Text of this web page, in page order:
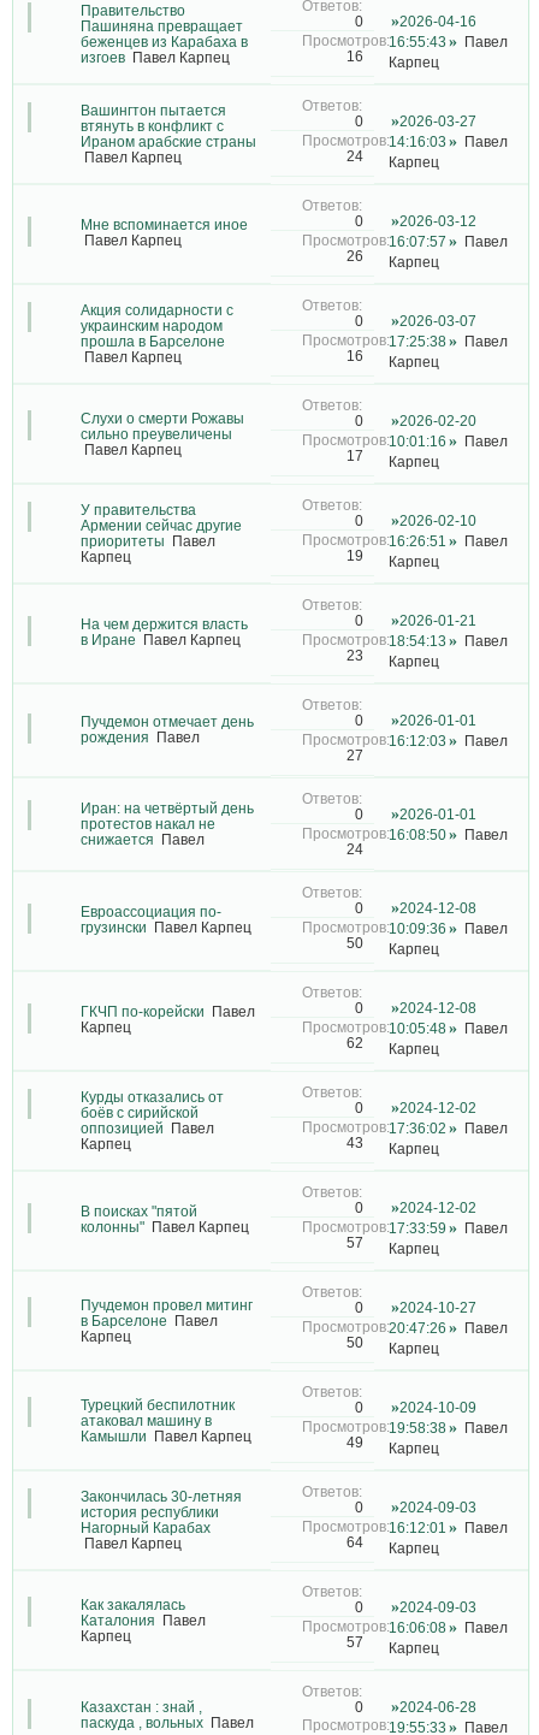
Правительство
Пашиняна превращает
беженцев из Карабаха в
изгоев Павел Карпец
0
16
2026-04-16
16:55:43
Павел
Карпец
Вашингтон пытается
втянуть в конфликт с
Ираном арабские страны
Павел Карпец
0
24
2026-03-27
14:16:03
Павел
Карпец
Мне вспоминается иное
Павел Карпец
0
26
2026-03-12
16:07:57
Павел
Карпец
Акция солидарности с
украинским народом
прошла в Барселоне
Павел Карпец
0
16
2026-03-07
17:25:38
Павел
Карпец
Слухи о смерти Рожавы
сильно преувеличены
Павел Карпец
0
17
2026-02-20
10:01:16
Павел
Карпец
У правительства
Армении сейчас другие
приоритеты
Павел
Карпец
0
19
2026-02-10
16:26:51
Павел
Карпец
На чем держится власть
в Иране
Павел Карпец
0
23
2026-01-21
18:54:13
Павел
Карпец
Пучдемон отмечает день
рождения
Павел
0
27
2026-01-01
16:12:03
Павел
Иран: на четвёртый день
протестов накал не
снижается
Павел
0
24
2026-01-01
16:08:50
Павел
Евроассоциация по-
грузински
Павел Карпец
0
50
2024-12-08
10:09:36
Павел
Карпец
ГКЧП по-корейски
Павел
Карпец
0
62
2024-12-08
10:05:48
Павел
Карпец
Курды отказались от
боёв с сирийской
оппозицией
Павел
Карпец
0
43
2024-12-02
17:36:02
Павел
Карпец
В поисках "пятой
колонны" Павел Карпец
0
57
2024-12-02
17:33:59
Павел
Карпец
Пучдемон провел митинг
в Барселоне
Павел
Карпец
0
50
2024-10-27
20:47:26
Павел
Карпец
Турецкий беспилотник
атаковал машину в
Камышли
Павел Карпец
0
49
2024-10-09
19:58:38
Павел
Карпец
Закончилась 30-летняя
история республики
Нагорный Карабах
Павел Карпец
0
64
2024-09-03
16:12:01
Павел
Карпец
Как закалялась
Каталония
Павел
Карпец
0
57
2024-09-03
16:06:08
Павел
Карпец
Казахстан : знай ,
паскуда , вольных Павел
0
2024-06-28
19:55:33
Павел